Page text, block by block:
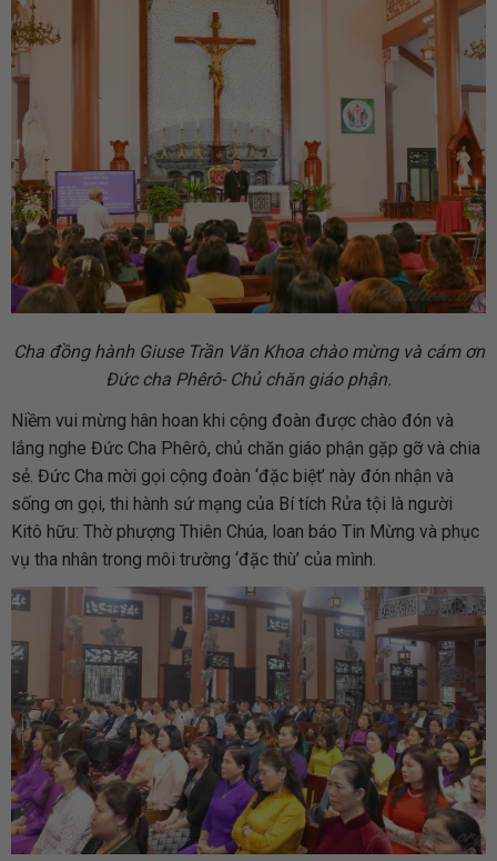
Cha đồng hành Giuse Trần Văn Khoa chào mừng và cám ơn
Đức cha Phêrô- Chủ chăn giáo phận.
Niềm vui mừng hân hoan khi cộng đoàn được chào đón và
lắng nghe Đức Cha Phêrô, chủ chăn giáo phận gặp gỡ và chia
sẻ. Đức Cha mời gọi cộng đoàn ‘đặc biệt’ này đón nhận và
sống ơn gọi, thi hành sứ mạng của Bí tích Rửa tội là người
Kitô hữu: Thờ phượng Thiên Chúa, loan báo Tin Mừng và phục
vụ tha nhân trong môi trường ‘đặc thù’ của mình.